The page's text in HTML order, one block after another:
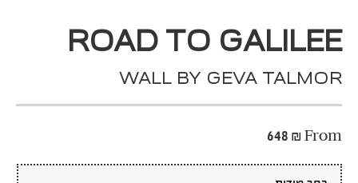
ROAD TO GALILEE
WALL BY GEVA TALMOR
From
648 ₪